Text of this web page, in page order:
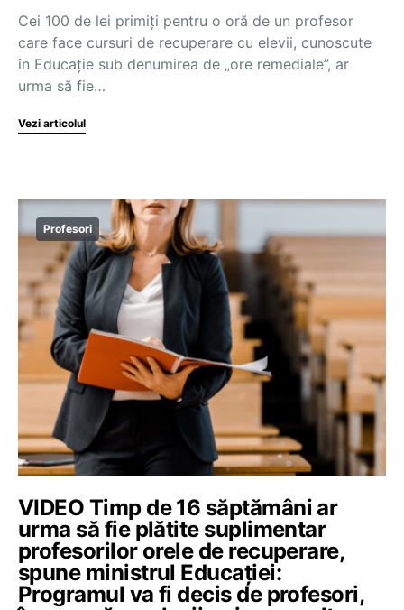
Cei 100 de lei primiți pentru o oră de un profesor
care face cursuri de recuperare cu elevii, cunoscute
în Educație sub denumirea de „ore remediale”, ar
urma să fie…
Vezi articolul
Profesori
VIDEO Timp de 16 săptămâni ar
urma să fie plătite suplimentar
profesorilor orele de recuperare,
spune ministrul Educației:
Programul va fi decis de profesori,